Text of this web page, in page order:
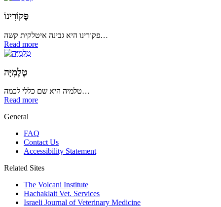
פֶּקוֹרִינוֹ
פקורינו היא גבינה איטלקית קשה…
Read more
טֶלֶמִיָּה
טלמיה היא שם כללי לכמה…
Read more
General
FAQ
Contact Us
Accessibility Statement
Related Sites
The Volcani Institute
Hachaklait Vet. Services
Israeli Journal of Veterinary Medicine